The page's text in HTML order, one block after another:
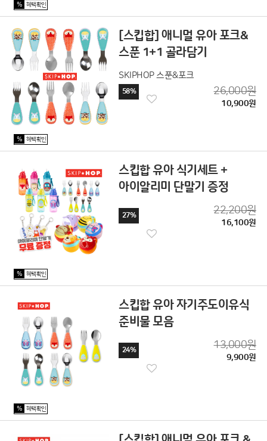
% 혜택확인
[스킵합] 애니멀 유아 포크&
스푼 1+1 골라담기
SKIPHOP 스푼&포크
58% 26,000원
10,900원
% 혜택확인
스킵합 유아 식기세트 +
아이알리미 단말기 증정
27% 22,200원
16,100원
% 혜택확인
스킵합 유아 자기주도이유식
준비물 모음
24% 13,000원
9,900원
% 혜택확인